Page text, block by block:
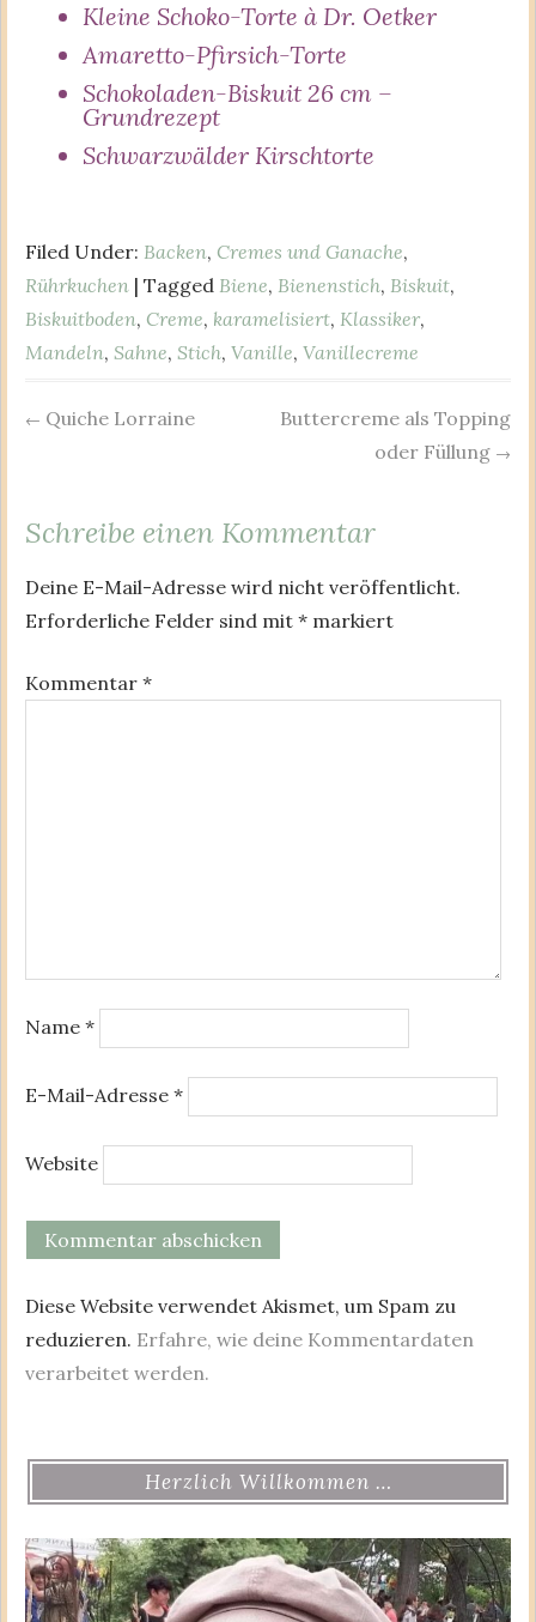
Kleine Schoko-Torte à Dr. Oetker
Amaretto-Pfirsich-Torte
Schokoladen-Biskuit 26 cm –
Grundrezept
Schwarzwälder Kirschtorte
Filed Under: Backen, Cremes und Ganache,
Rührkuchen | Tagged Biene, Bienenstich, Biskuit,
Biskuitboden, Creme, karamelisiert, Klassiker,
Mandeln, Sahne, Stich, Vanille, Vanillecreme
Post
← Quiche Lorraine
Buttercreme als Topping
oder Füllung →
Schreibe einen Kommentar
Deine E-Mail-Adresse wird nicht veröffentlicht.
Erforderliche Felder sind mit * markiert
Kommentar *
Name *
E-Mail-Adresse *
Website
Diese Website verwendet Akismet, um Spam zu
reduzieren. Erfahre, wie deine Kommentardaten
verarbeitet werden.
Herzlich Willkommen …